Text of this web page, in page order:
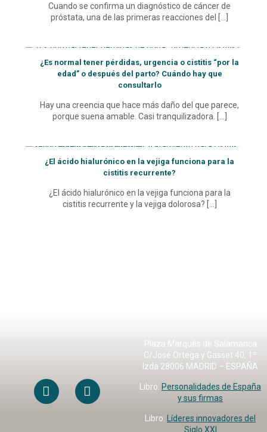
Cuando se confirma un diagnóstico de cáncer de
próstata, una de las primeras reacciones del
¿Es normal tener pérdidas, urgencia o cistitis “por la
edad” o después del parto? Cuándo hay que
consultarlo
Hay una creencia que hace más daño del que parece,
porque suena amable. Casi tranquilizadora.
¿El ácido hialurónico en la vejiga funciona para la
cistitis recurrente?
¿El ácido hialurónico en la vejiga funciona para la
cistitis recurrente y la vejiga dolorosa?
Plaza Marqués de Salamanca
C/José Ortega y Gasset 40, 1º
Izda 28006 MADRID – ESPAÑA
Libro: Personalidades de España
y sus firmas
Libro:
Líderes innovadores del
Siglo XXI